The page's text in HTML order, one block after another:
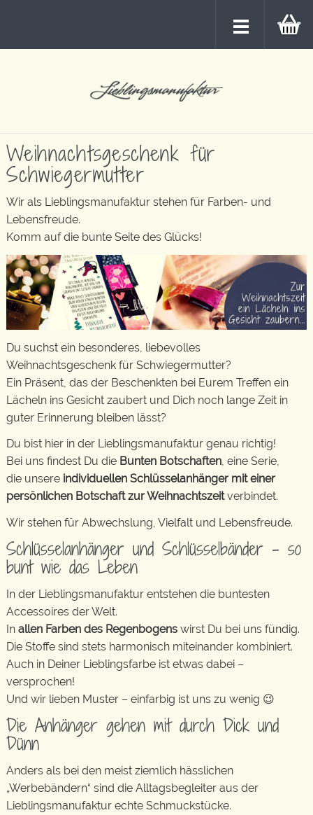
Weihnachtsgeschenk für
Schwiegermutter
Wir als Lieblingsmanufaktur stehen für Farben- und
Lebensfreude.
Komm auf die bunte Seite des Glücks!
Du suchst ein besonderes, liebevolles
Weihnachtsgeschenk für Schwiegermutter?
Ein Präsent, das der Beschenkten bei Eurem Treffen ein
Lächeln ins Gesicht zaubert und Dich noch lange Zeit in
guter Erinnerung bleiben lässt?
Du bist hier in der Lieblingsmanufaktur genau richtig!
Bei uns findest Du die Bunten Botschaften, eine Serie,
die unsere individuellen Schlüsselanhänger mit einer
persönlichen Botschaft zur Weihnachtszeitverbindet.
Wir stehen für Abwechslung, Vielfalt und Lebensfreude.
Schlüsselanhänger und Schlüsselbänder – so
bunt wie das Leben
In der Lieblingsmanufaktur entstehen die buntesten
Accessoires der Welt.
In allen Farben des Regenbogens wirst Du bei uns fündig.
Die Stoffe sind stets harmonisch miteinander kombiniert.
Auch in Deiner Lieblingsfarbe ist etwas dabei –
versprochen!
Und wir lieben Muster – einfarbig ist uns zu wenig 😉
Die Anhänger gehen mit durch Dick und
Dünn
Anders als bei den meist ziemlich hässlichen
„Werbebändern“ sind die Alltagsbegleiter aus der
Lieblingsmanufaktur echte Schmuckstücke.